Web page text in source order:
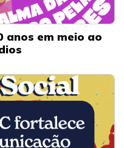
anos em meio ao